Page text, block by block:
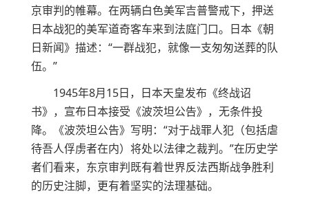
京审判的帷幕。在两辆白色美军吉普警戒下，押送
日本战犯的美军道奇客车来到法庭门口。日本《朝
日新闻》描述：“一群战犯，就像一支匆匆送葬的队
伍。”
1945年8月15日，日本天皇发布《终战诏
书》，宣布日本接受《波茨坦公告》，无条件投
降。《波茨坦公告》写明：“对于战罪人犯（包括虐
待吾人俘虏者在内）将处以法律之裁判。”在历史学
者们看来，东京审判既有着世界反法西斯战争胜利
的历史注脚，更有着坚实的法理基础。